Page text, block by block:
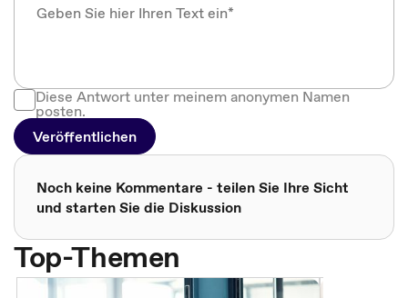
Diese Antwort unter meinem anonymen Namen
posten.
Veröffentlichen
Noch keine Kommentare - teilen Sie Ihre Sicht
und starten Sie die Diskussion
Top-Themen